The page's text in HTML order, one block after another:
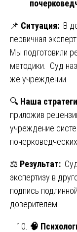
📌 Ситуация: В
первичная
Мы подготовили
методики. Суд
же учреждении.
🔍 Наша
приложив
учреждение
⚖️ Результат:
экспертизу в
подпись
доверителем.
🧠